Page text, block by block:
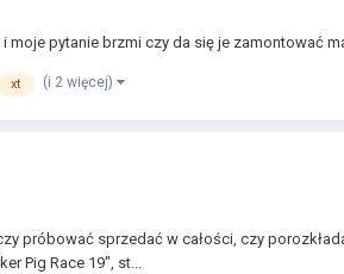
moje pytanie brzmi czy da się je zamontować
xt (i 2 więcej)
próbować sprzedać w całości, czy
Pig Race 19", st...